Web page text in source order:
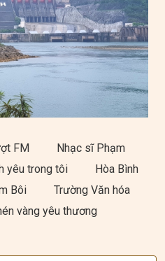
FM
Nhạc sĩ Phạm
yêu trong tôi
Hòa Bình
Bôi
Trường Văn hóa
vàng yêu thương